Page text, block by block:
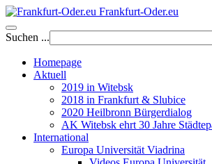
Frankfurt-Oder.eu
Suchen ...
Homepage
Aktuell
2019 in Witebsk
2018 in Frankfurt & Slubice
2020 Heilbronn Bürgerdialog
AK Witebsk ehrt 30 Jahre
International
Europa Universität Viadrina